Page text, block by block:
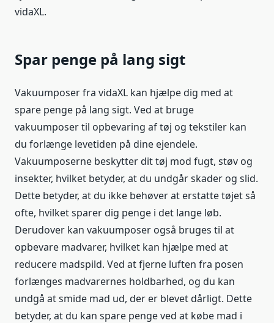
vidaXL.
Spar penge på lang sigt
Vakuumposer fra vidaXL kan hjælpe dig med at
spare penge på lang sigt. Ved at bruge
vakuumposer til opbevaring af tøj og tekstiler kan
du forlænge levetiden på dine ejendele.
Vakuumposerne beskytter dit tøj mod fugt, støv og
insekter, hvilket betyder, at du undgår skader og slid.
Dette betyder, at du ikke behøver at erstatte tøjet så
ofte, hvilket sparer dig penge i det lange løb.
Derudover kan vakuumposer også bruges til at
opbevare madvarer, hvilket kan hjælpe med at
reducere madspild. Ved at fjerne luften fra posen
forlænges madvarernes holdbarhed, og du kan
undgå at smide mad ud, der er blevet dårligt. Dette
betyder, at du kan spare penge ved at købe mad i